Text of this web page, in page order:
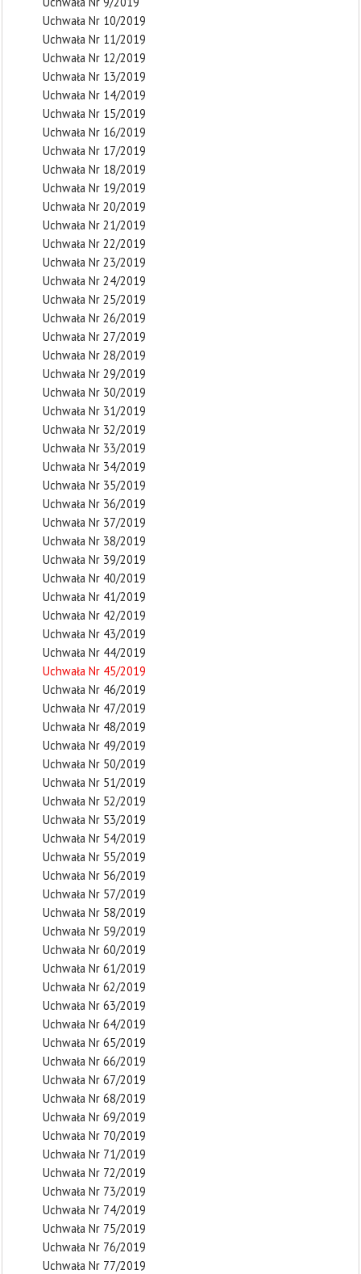
Uchwała Nr 10/2019
Uchwała Nr 11/2019
Uchwała Nr 12/2019
Uchwała Nr 13/2019
Uchwała Nr 14/2019
Uchwała Nr 15/2019
Uchwała Nr 16/2019
Uchwała Nr 17/2019
Uchwała Nr 18/2019
Uchwała Nr 19/2019
Uchwała Nr 20/2019
Uchwała Nr 21/2019
Uchwała Nr 22/2019
Uchwała Nr 23/2019
Uchwała Nr 24/2019
Uchwała Nr 25/2019
Uchwała Nr 26/2019
Uchwała Nr 27/2019
Uchwała Nr 28/2019
Uchwała Nr 29/2019
Uchwała Nr 30/2019
Uchwała Nr 31/2019
Uchwała Nr 32/2019
Uchwała Nr 33/2019
Uchwała Nr 34/2019
Uchwała Nr 35/2019
Uchwała Nr 36/2019
Uchwała Nr 37/2019
Uchwała Nr 38/2019
Uchwała Nr 39/2019
Uchwała Nr 40/2019
Uchwała Nr 41/2019
Uchwała Nr 42/2019
Uchwała Nr 43/2019
Uchwała Nr 44/2019
Uchwała Nr 45/2019
Uchwała Nr 46/2019
Uchwała Nr 47/2019
Uchwała Nr 48/2019
Uchwała Nr 49/2019
Uchwała Nr 50/2019
Uchwała Nr 51/2019
Uchwała Nr 52/2019
Uchwała Nr 53/2019
Uchwała Nr 54/2019
Uchwała Nr 55/2019
Uchwała Nr 56/2019
Uchwała Nr 57/2019
Uchwała Nr 58/2019
Uchwała Nr 59/2019
Uchwała Nr 60/2019
Uchwała Nr 61/2019
Uchwała Nr 62/2019
Uchwała Nr 63/2019
Uchwała Nr 64/2019
Uchwała Nr 65/2019
Uchwała Nr 66/2019
Uchwała Nr 67/2019
Uchwała Nr 68/2019
Uchwała Nr 69/2019
Uchwała Nr 70/2019
Uchwała Nr 71/2019
Uchwała Nr 72/2019
Uchwała Nr 73/2019
Uchwała Nr 74/2019
Uchwała Nr 75/2019
Uchwała Nr 76/2019
Uchwała Nr 77/2019